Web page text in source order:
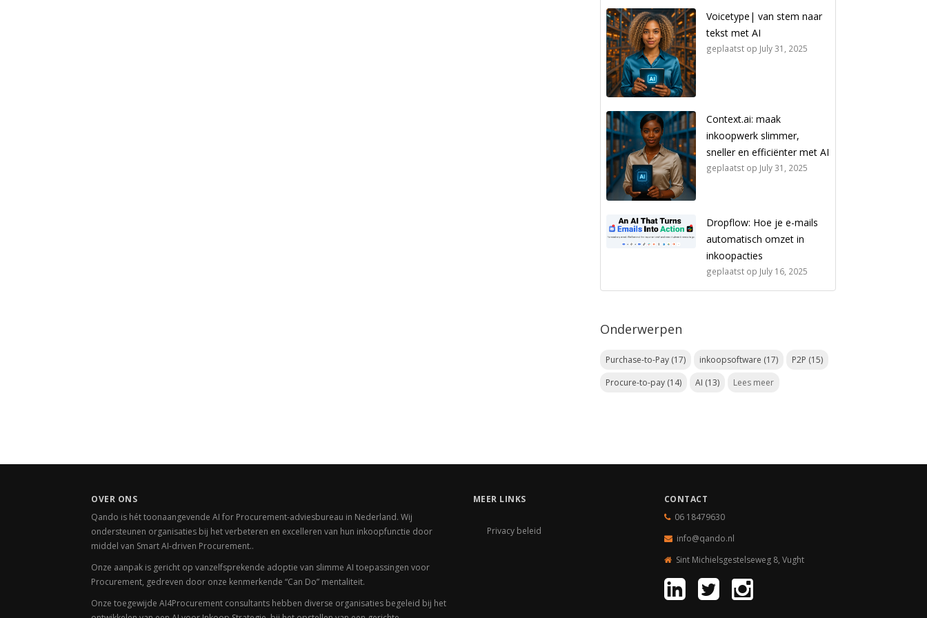
Voicetype| van stem naar
tekst met AI
geplaatst op July 31, 2025
Context.ai: maak
inkoopwerk slimmer,
sneller en efficiënter met AI
geplaatst op July 31, 2025
Dropflow: Hoe je e-mails
automatisch omzet in
inkoopacties
geplaatst op July 16, 2025
Onderwerpen
Purchase-to-Pay (17) inkoopsoftware (17) P2P (15)
Procure-to-pay (14) AI (13) Lees meer
OVER ONS
Qando is hét toonaangevende AI for Procurement-adviesbureau in Nederland. Wij
ondersteunen organisaties bij het verbeteren en excelleren van hun inkoopfunctie door
middel van Smart AI-driven Procurement..
Onze aanpak is gericht op vanzelfsprekende adoptie van slimme AI toepassingen voor
Procurement, gedreven door onze kenmerkende “Can Do” mentaliteit.
Onze toegewijde AI4Procurement consultants hebben diverse organisaties begeleid bij het
MEER LINKS
Privacy beleid
CONTACT
06 18479630
info@qando.nl
Sint Michielsgestelseweg 8, Vught